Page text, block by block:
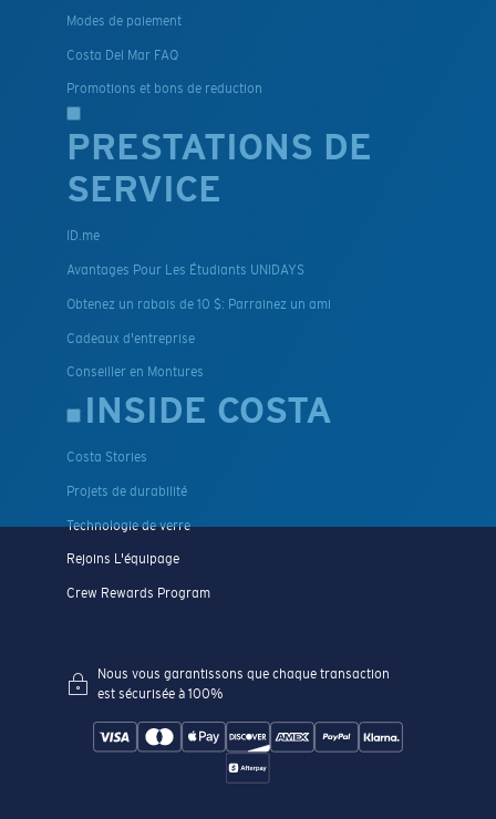
Modes de paiement
Costa Del Mar FAQ
Promotions et bons de reduction
PRESTATIONS DE
SERVICE
ID.me
Avantages Pour Les Étudiants UNIDAYS
Obtenez un rabais de 10 $: Parrainez un ami
Cadeaux d'entreprise
Conseiller en Montures
INSIDE COSTA
Costa Stories
Projets de durabilité
Technologie de verre
Rejoins L'équipage
Crew Rewards Program
Nous vous garantissons que chaque transaction
est sécurisée à 100%